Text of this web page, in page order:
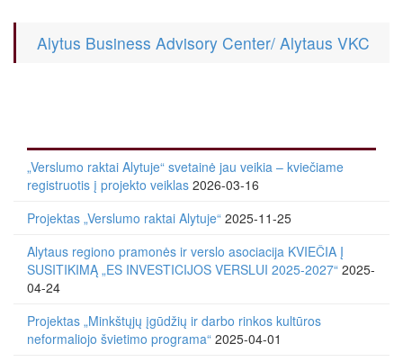
Alytus Business Advisory Center/ Alytaus VKC
„Verslumo raktai Alytuje“ svetainė jau veikia – kviečiame
registruotis į projekto veiklas 2026-03-16
Projektas „Verslumo raktai Alytuje“ 2025-11-25
Alytaus regiono pramonės ir verslo asociacija KVIEČIA Į
SUSITIKIMĄ „ES INVESTICIJOS VERSLUI 2025-2027“ 2025-
04-24
Projektas „Minkštųjų įgūdžių ir darbo rinkos kultūros
neformaliojo švietimo programa“ 2025-04-01